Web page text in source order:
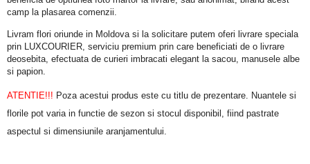
camp la plasarea comenzii.
Livram flori oriunde in Moldova si la solicitare putem oferi livrare speciala
prin LUXCOURIER, serviciu premium prin care beneficiati de o livrare
deosebita, efectuata de curieri imbracati elegant la sacou, manusele albe
si papion.
ATENTIE!!! Poza acestui produs este cu titlu de prezentare. Nuantele si
florile pot varia in functie de sezon si stocul disponibil, fiind pastrate
aspectul si dimensiunile aranjamentului.